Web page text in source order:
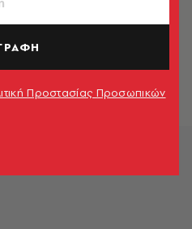
των Βάσκων
Προστασίας Προσωπικών